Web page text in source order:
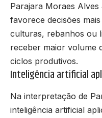
Parajara Moraes
favorece decisões
culturas, rebanhos ou
receber maior volume
ciclos produtivos.
Inteligência artificial
Na interpretação de
inteligência artificial